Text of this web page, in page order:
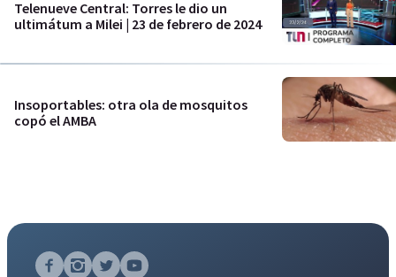
Telenueve Central: Torres le dio un
ultimátum a Milei | 23 de febrero de 2024
Insoportables: otra ola de mosquitos
copó el AMBA